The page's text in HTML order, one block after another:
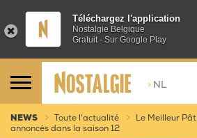
Téléchargez l'application
Nostalgie Belgique
Gratuit - Sur Google Play
> NL
NEWS Toute l'actualité
Le Meilleur
annoncés dans la saison 12